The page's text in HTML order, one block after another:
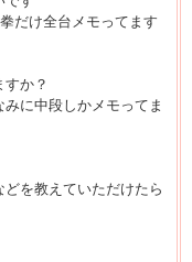
だけ全台メモってます
か？
に中段しかメモってま
を教えていただけたら